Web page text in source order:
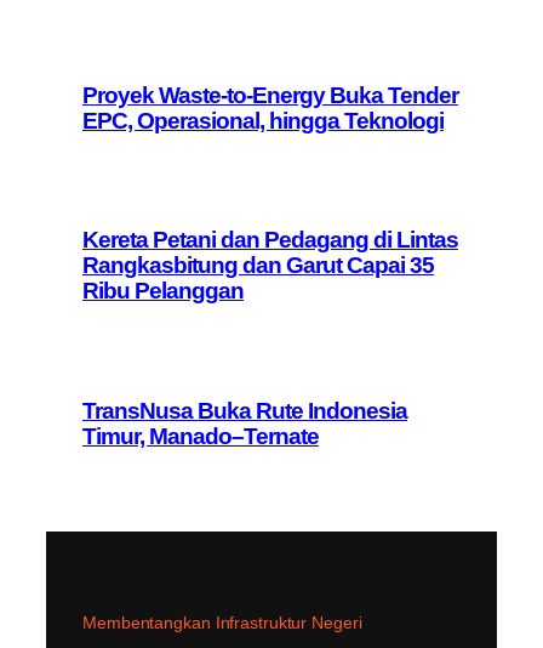
Proyek Waste-to-Energy Buka Tender
EPC, Operasional, hingga Teknologi
Kereta Petani dan Pedagang di Lintas
Rangkasbitung dan Garut Capai 35
Ribu Pelanggan
TransNusa Buka Rute Indonesia
Timur, Manado–Ternate
Membentangkan Infrastruktur Negeri